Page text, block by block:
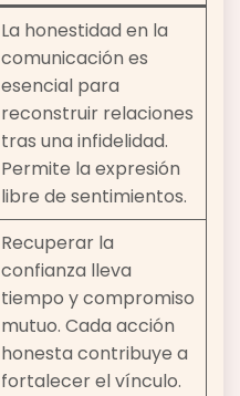
La honestidad en la
comunicación es
esencial para
reconstruir relaciones
tras una infidelidad.
Permite la expresión
libre de sentimientos.
Recuperar la
confianza lleva
tiempo y compromiso
mutuo. Cada acción
honesta contribuye a
fortalecer el vínculo.